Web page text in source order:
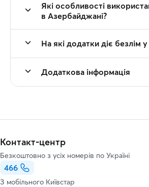
Які особливості
в Азербайджані?
На які додатки діє безлім
Додаткова інформація
Контакт-центр
Безкоштовно з усіх номерів по Україні
466
З мобільного Київстар